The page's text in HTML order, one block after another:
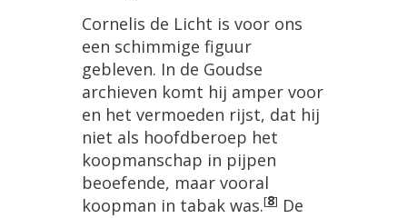
Cornelis de Licht is voor ons
een schimmige figuur
gebleven. In de Goudse
archieven komt hij amper voor
en het vermoeden rijst, dat hij
niet als hoofdberoep het
koopmanschap in pijpen
beoefende, maar vooral
koopman in tabak was.[8] De